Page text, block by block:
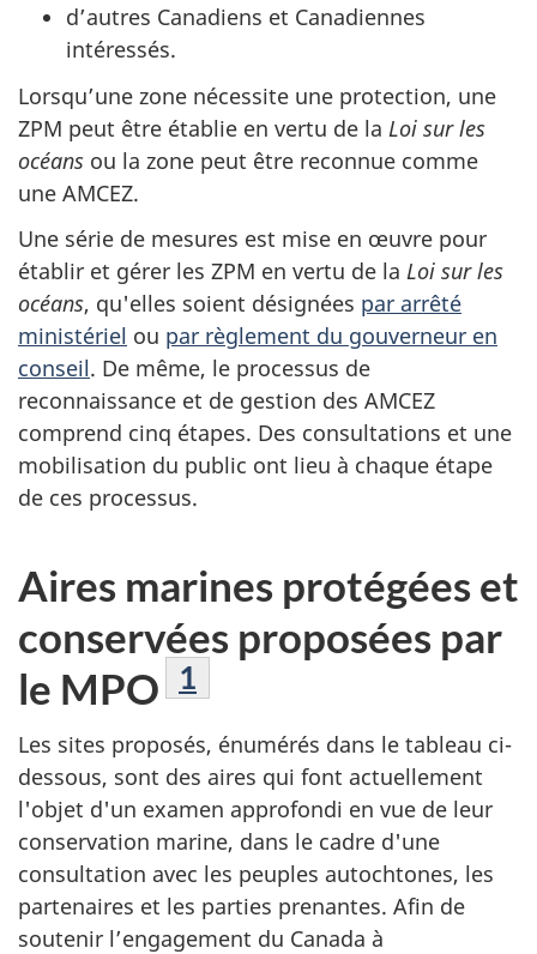
d’autres Canadiens et Canadiennes
intéressés.
Lorsqu’une zone nécessite une protection, une
ZPM peut être établie en vertu de la Loi sur les
océans ou la zone peut être reconnue comme
une AMCEZ.
Une série de mesures est mise en œuvre pour
établir et gérer les ZPM en vertu de la Loi sur les
océans, qu'elles soient désignées par arrêté
ministériel ou par règlement du gouverneur en
conseil. De même, le processus de
reconnaissance et de gestion des AMCEZ
comprend cinq étapes. Des consultations et une
mobilisation du public ont lieu à chaque étape
de ces processus.
Aires marines protégées et
conservées proposées par
le MPO Note de bas de page
1
Les sites proposés, énumérés dans le tableau ci-
dessous, sont des aires qui font actuellement
l'objet d'un examen approfondi en vue de leur
conservation marine, dans le cadre d'une
consultation avec les peuples autochtones, les
partenaires et les parties prenantes. Afin de
soutenir l’engagement du Canada à